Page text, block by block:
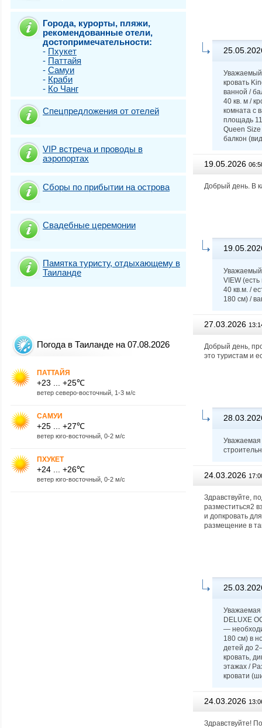
Города, курорты, пляжи,
рекомендованные отели,
достопримечательности:
- Пхукет
- Паттайя
- Самуи
- Краби
- Ко Чанг
Спецпредложения от отелей
VIP встреча и проводы в
аэропортах
Сборы по прибытии на острова
Свадебные церемонии
Памятка туристу, отдыхающему в
Таиланде
Погода в Таиланде на 07.08.2026
ПАТТАЙЯ
+23 ... +25℃
ветер северо-восточный, 1-3 м/с
САМУИ
+25 ... +27℃
ветер юго-восточный, 0-2 м/с
ПХУКЕТ
+24 ... +26℃
ветер юго-восточный, 0-2 м/с
Уважаемый
кровать
ванной /
40 кв. м /
комната с
площадь
Queen
балкон
19.05.2026
Добрый день. В
Уважаемый
VIEW
40 кв.м. /
180 см) /
27.03.2026
Добрый день,
это туристам и
Уважаемая
24.03.2026
Здравствуйте,
разместиться2
и допкровать
размещение в
Уважаемая
DELUXE
—
180 см) в
детей до
кровать,
этажах /
кровати
24.03.2026
Здравствуйте!